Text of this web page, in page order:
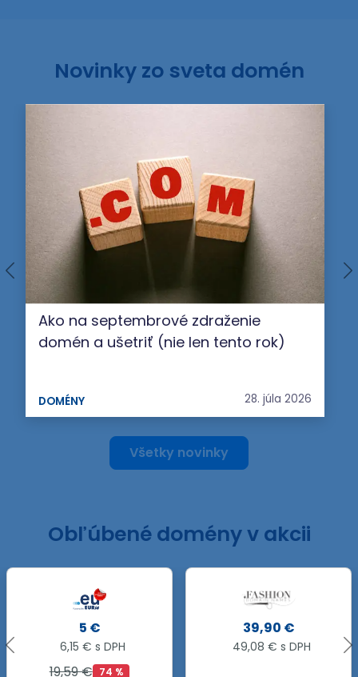
Novinky zo sveta domén
Ako na septembrové zdraženie
domén a ušetriť (nie len tento rok)
DOMÉNY 28. júla 2026
Všetky novinky
Obľúbené domény v akcii
39,90 €
49,08 € s DPH
40,90 €
50,31 € s DPH